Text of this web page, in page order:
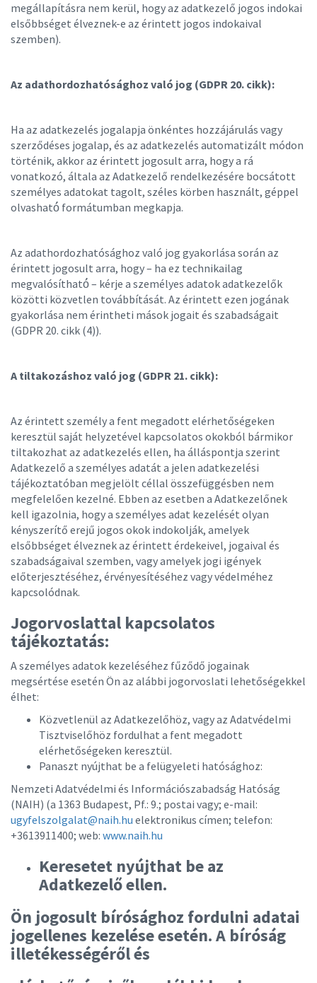
megállapításra nem kerül, hogy az adatkezelő jogos indokai
elsőbbséget élveznek-e az érintett jogos indokaival
szemben).
Az adathordozhatósághoz való jog (GDPR 20. cikk):
Ha az adatkezelés jogalapja önkéntes hozzájárulás vagy
szerződéses jogalap, és az adatkezelés automatizált módon
történik, akkor az érintett jogosult arra, hogy a rá
vonatkozó, általa az Adatkezelő rendelkezésére bocsátott
személyes adatokat tagolt, széles körben használt, géppel
olvasható́ formátumban megkapja.
Az adathordozhatósághoz való jog gyakorlása során az
érintett jogosult arra, hogy – ha ez technikailag
megvalósítható́ – kérje a személyes adatok adatkezelők
közötti közvetlen továbbítását. Az érintett ezen jogának
gyakorlása nem érintheti mások jogait és szabadságait
(GDPR 20. cikk (4)).
A tiltakozáshoz való jog (GDPR 21. cikk):
Az érintett személy a fent megadott elérhetőségeken
keresztül saját helyzetével kapcsolatos okokból bármikor
tiltakozhat az adatkezelés ellen, ha álláspontja szerint
Adatkezelő a személyes adatát a jelen adatkezelési
tájékoztatóban megjelölt céllal összefüggésben nem
megfelelően kezelné. Ebben az esetben a Adatkezelőnek
kell igazolnia, hogy a személyes adat kezelését olyan
kényszerítő erejű jogos okok indokolják, amelyek
elsőbbséget élveznek az érintett érdekeivel, jogaival és
szabadságaival szemben, vagy amelyek jogi igények
előterjesztéséhez, érvényesítéséhez vagy védelméhez
kapcsolódnak.
Jogorvoslattal kapcsolatos
tájékoztatás:
A személyes adatok kezeléséhez fűződő jogainak
megsértése esetén Ön az alábbi jogorvoslati lehetőségekkel
élhet:
Közvetlenül az Adatkezelőhöz, vagy az Adatvédelmi
Tisztviselőhöz fordulhat a fent megadott
elérhetőségeken keresztül.
Panaszt nyújthat be a felügyeleti hatósághoz:
Nemzeti Adatvédelmi és Információszabadság Hatóság
(NAIH) (a 1363 Budapest, Pf.: 9.; postai vagy; e-mail:
ugyfelszolgalat@naih.hu elektronikus címen; telefon:
+3613911400; web: www.naih.hu
Keresetet nyújthat be az
Adatkezelő ellen.
Ön jogosult bírósághoz fordulni adatai
jogellenes kezelése esetén. A bíróság
illetékességéről és